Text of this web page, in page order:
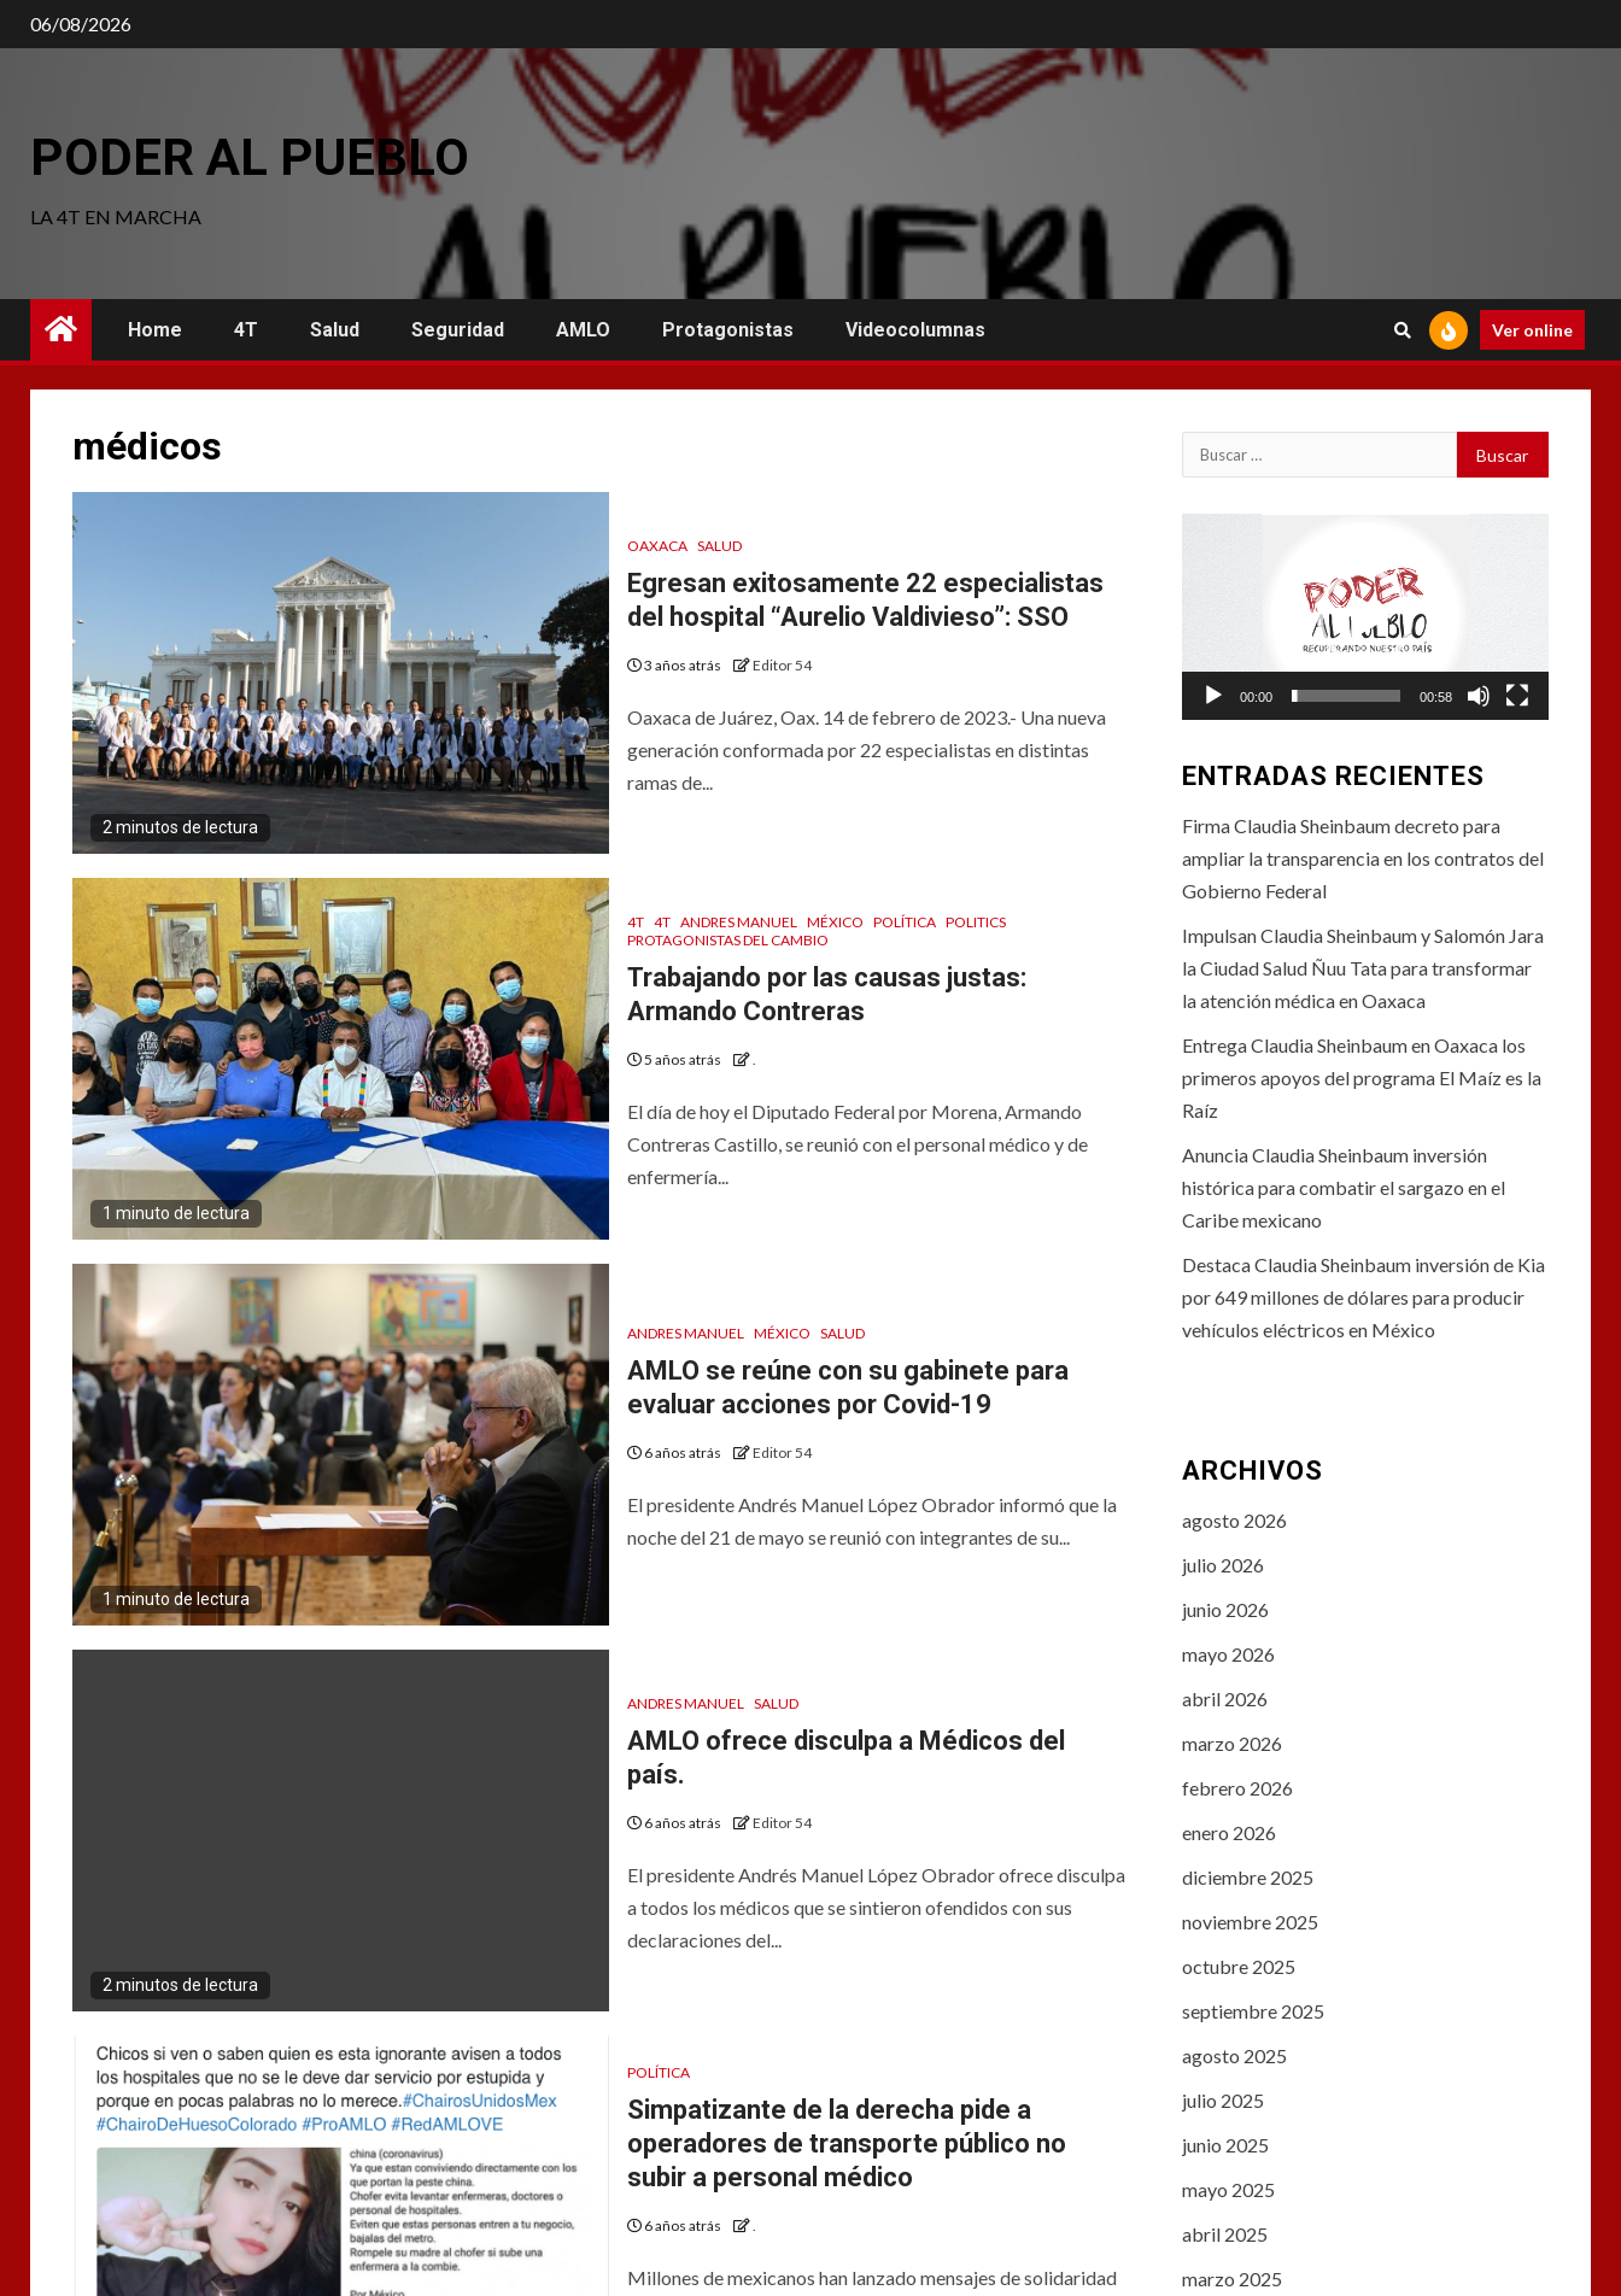
06/08/2026
PODER AL PUEBLO
LA 4T EN MARCHA
Home 4T Salud Seguridad AMLO Protagonistas Videocolumnas Ver online
médicos
2 minutos de lectura
OAXACA SALUD
Egresan exitosamente 22 especialistas
del hospital “Aurelio Valdivieso”: SSO
3 años atrás Editor 54
Oaxaca de Juárez, Oax. 14 de febrero de 2023.- Una nueva
generación conformada por 22 especialistas en distintas
ramas de...
1 minuto de lectura
4T 4T ANDRES MANUEL MÉXICO POLÍTICA POLITICS
PROTAGONISTAS DEL CAMBIO
Trabajando por las causas justas:
Armando Contreras
5 años atrás .
El día de hoy el Diputado Federal por Morena, Armando
Contreras Castillo, se reunió con el personal médico y de
enfermería...
1 minuto de lectura
ANDRES MANUEL MÉXICO SALUD
AMLO se reúne con su gabinete para
evaluar acciones por Covid-19
6 años atrás Editor 54
El presidente Andrés Manuel López Obrador informó que la
noche del 21 de mayo se reunió con integrantes de su...
2 minutos de lectura
ANDRES MANUEL SALUD
AMLO ofrece disculpa a Médicos del
país.
6 años atrás Editor 54
El presidente Andrés Manuel López Obrador ofrece disculpa
a todos los médicos que se sintieron ofendidos con sus
declaraciones del...
POLÍTICA
Simpatizante de la derecha pide a
operadores de transporte público no
subir a personal médico
6 años atrás
Millones de mexicanos han lanzado mensajes de solidaridad
00:00 00:58
ENTRADAS RECIENTES
Firma Claudia Sheinbaum decreto para
ampliar la transparencia en los contratos del
Gobierno Federal
Impulsan Claudia Sheinbaum y Salomón Jara
la Ciudad Salud Ñuu Tata para transformar
la atención médica en Oaxaca
Entrega Claudia Sheinbaum en Oaxaca los
primeros apoyos del programa El Maíz es la
Raíz
Anuncia Claudia Sheinbaum inversión
histórica para combatir el sargazo en el
Caribe mexicano
Destaca Claudia Sheinbaum inversión de Kia
por 649 millones de dólares para producir
vehículos eléctricos en México
ARCHIVOS
agosto 2026
julio 2026
junio 2026
mayo 2026
abril 2026
marzo 2026
febrero 2026
enero 2026
diciembre 2025
noviembre 2025
octubre 2025
septiembre 2025
agosto 2025
julio 2025
junio 2025
mayo 2025
abril 2025
marzo 2025